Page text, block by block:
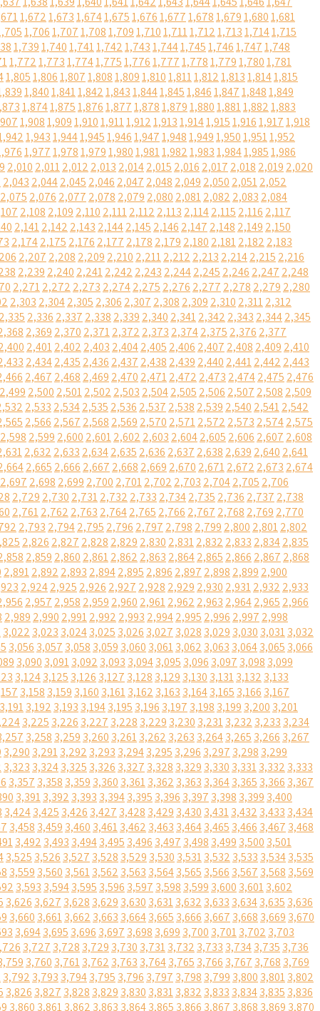
1,6721,6731,6741,6751,6761,6771,6781,6791,6801,681
1,7061,7071,7081,7091,7101,7111,7121,7131,7141,715
1,7391,7401,7411,7421,7431,7441,7451,7461,7471,748
1,7721,7731,7741,7751,7761,7771,7781,7791,7801,781
1,8051,8061,8071,8081,8091,8101,8111,8121,8131,8141,815
1,8401,8411,8421,8431,8441,8451,8461,8471,8481,849
1,8741,8751,8761,8771,8781,8791,8801,8811,8821,883
1,9081,9091,9101,9111,9121,9131,9141,9151,9161,9171,918
1,9431,9441,9451,9461,9471,9481,9491,9501,9511,952
1,9771,9781,9791,9801,9811,9821,9831,9841,9851,986
2,010 2,0112,012 2,013 2,0142,015 2,016 2,017 2,018 2,019 2,020
2,043 2,0442,045 2,046 2,047 2,048 2,049 2,050 2,0512,052
2,075 2,076 2,077 2,078 2,079 2,080 2,0812,082 2,083 2,084
2,108 2,109 2,110 2,1112,112 2,113 2,1142,115 2,116 2,117
2,1412,142 2,143 2,1442,145 2,146 2,147 2,148 2,149 2,150
2,1742,175 2,176 2,177 2,178 2,179 2,180 2,1812,182 2,183
2,207 2,208 2,209 2,210 2,2112,212 2,213 2,2142,215 2,216
2,239 2,240 2,2412,242 2,243 2,2442,245 2,246 2,247 2,248
2,2712,272 2,273 2,2742,275 2,276 2,277 2,278 2,279 2,280
2,303 2,3042,305 2,306 2,307 2,308 2,309 2,310 2,3112,312
2,335 2,336 2,337 2,338 2,339 2,340 2,3412,342 2,343 2,3442,345
2,369 2,370 2,3712,372 2,373 2,3742,375 2,376 2,377
2,4012,402 2,403 2,4042,405 2,406 2,407 2,408 2,409 2,410
2,4342,435 2,436 2,437 2,438 2,439 2,440 2,4412,442 2,443
2,467 2,468 2,469 2,470 2,4712,472 2,473 2,4742,475 2,476
2,499 2,500 2,5012,502 2,503 2,5042,505 2,506 2,507 2,508 2,509
2,533 2,5342,535 2,536 2,537 2,538 2,539 2,540 2,5412,542
2,566 2,567 2,568 2,569 2,570 2,5712,572 2,573 2,5742,575
2,598 2,599 2,600 2,6012,602 2,603 2,6042,605 2,606 2,607 2,608
2,632 2,633 2,6342,635 2,636 2,637 2,638 2,639 2,640 2,641
2,665 2,666 2,667 2,668 2,669 2,670 2,6712,672 2,673 2,674
2,697 2,698 2,699 2,700 2,7012,702 2,703 2,7042,705 2,706
2,729 2,730 2,7312,732 2,733 2,7342,735 2,736 2,737 2,738
2,7612,762 2,763 2,7642,765 2,766 2,767 2,768 2,769 2,770
2,793 2,7942,795 2,796 2,797 2,798 2,799 2,800 2,8012,802
2,826 2,827 2,828 2,829 2,830 2,8312,832 2,833 2,8342,835
2,859 2,860 2,8612,862 2,863 2,8642,865 2,866 2,867 2,868
2,8912,892 2,893 2,8942,895 2,896 2,897 2,898 2,899 2,900
2,9242,925 2,926 2,927 2,928 2,929 2,930 2,9312,932 2,933
2,957 2,958 2,959 2,960 2,9612,962 2,963 2,9642,965 2,966
2,989 2,990 2,9912,992 2,993 2,9942,995 2,996 2,997 2,998
3,022 3,023 3,0243,025 3,026 3,027 3,028 3,029 3,030 3,0313,032
3,056 3,057 3,058 3,059 3,060 3,0613,062 3,063 3,0643,065 3,066
3,090 3,0913,092 3,093 3,0943,095 3,096 3,097 3,098 3,099
3,1243,125 3,126 3,127 3,128 3,129 3,130 3,1313,132 3,133
3,158 3,159 3,160 3,1613,162 3,163 3,1643,165 3,166 3,167
3,1913,192 3,193 3,1943,195 3,196 3,197 3,198 3,199 3,200 3,201
3,225 3,226 3,227 3,228 3,229 3,230 3,2313,232 3,233 3,234
3,258 3,259 3,260 3,2613,262 3,263 3,2643,265 3,266 3,267
3,290 3,2913,292 3,293 3,2943,295 3,296 3,297 3,298 3,299
3,323 3,3243,325 3,326 3,327 3,328 3,329 3,330 3,3313,332 3,333
3,357 3,358 3,359 3,360 3,3613,362 3,363 3,3643,365 3,366 3,367
3,3913,392 3,393 3,3943,395 3,396 3,397 3,398 3,399 3,400
3,4243,425 3,426 3,427 3,428 3,429 3,430 3,4313,432 3,433 3,434
3,458 3,459 3,460 3,4613,462 3,463 3,4643,465 3,466 3,467 3,468
3,492 3,493 3,4943,495 3,496 3,497 3,498 3,499 3,500 3,501
3,525 3,526 3,527 3,528 3,529 3,530 3,5313,532 3,533 3,5343,535
3,559 3,560 3,5613,562 3,563 3,5643,565 3,566 3,567 3,568 3,569
3,593 3,5943,595 3,596 3,597 3,598 3,599 3,600 3,6013,602
3,626 3,627 3,628 3,629 3,630 3,6313,632 3,633 3,6343,635 3,636
3,660 3,6613,662 3,663 3,6643,665 3,666 3,667 3,668 3,669 3,670
3,6943,695 3,696 3,697 3,698 3,699 3,700 3,7013,702 3,703
3,727 3,728 3,729 3,730 3,7313,732 3,733 3,7343,735 3,736
3,760 3,7613,762 3,763 3,7643,765 3,766 3,767 3,768 3,769
3,792 3,793 3,7943,795 3,796 3,797 3,798 3,799 3,800 3,8013,802
3,826 3,827 3,828 3,829 3,830 3,8313,832 3,833 3,8343,835 3,836
3,860 3,8613,862 3,863 3,8643,865 3,866 3,867 3,868 3,869 3,870